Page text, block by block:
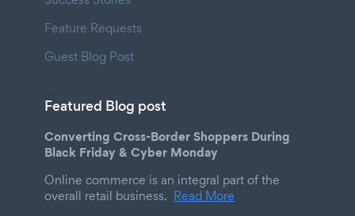
Feature Requests
Guest Blog Post
Featured Blog post
Converting Cross-Border Shoppers During
Black Friday & Cyber Monday
Online commerce is an integral part of the
overall retail business. Read More